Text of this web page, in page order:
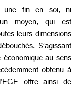
une fin en soi, ni
moyen, qui est
leurs dimensions
S’agissant
économique au sens
obtenu à
offre ainsi de